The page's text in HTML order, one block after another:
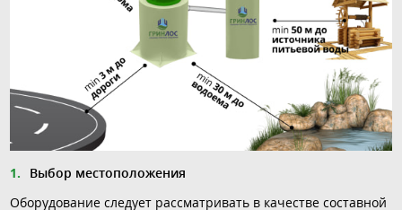
Выбор местоположения
Оборудование следует рассматривать в качестве составной